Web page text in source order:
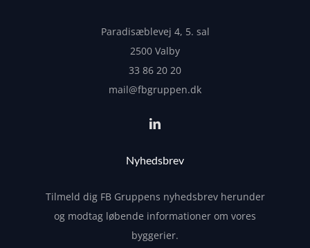
Paradisæblevej 4, 5. sal
2500 Valby
33 86 20 20
mail@fbgruppen.dk
Nyhedsbrev
Tilmeld dig FB Gruppens nyhedsbrev herunder
og modtag løbende informationer om vores
byggerier.